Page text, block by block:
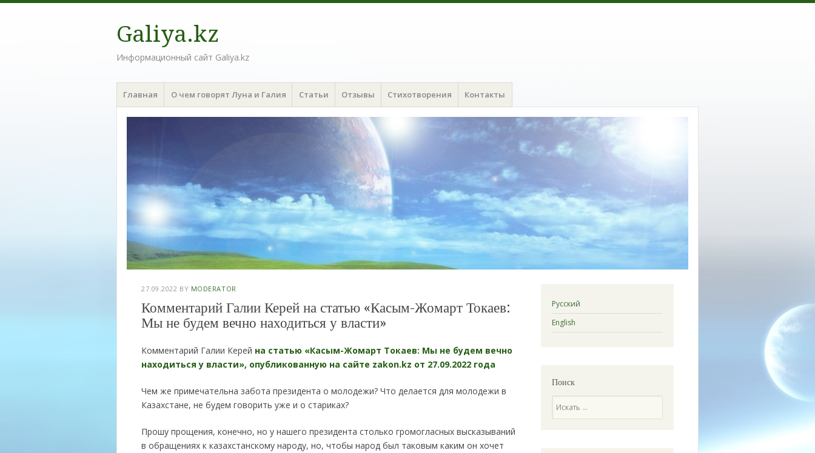
Galiya.kz
Информационный сайт Galiya.kz
Меню
Наверх
Главная О чем говорят Луна и Галия Статьи Отзывы Стихотворения Контакты
27.09.2022 BY MODERATOR
Комментарий Галии Керей на статью «Касым-Жомарт Токаев:
Мы не будем вечно находиться у власти»
Комментарий Галии Керей на статью «Касым-Жомарт Токаев: Мы не будем вечно
находиться у власти», опубликованную на сайте zakon.kz от 27.09.2022 года
Чем же примечательна забота президента о молодежи? Что делается для молодежи в
Казахстане, не будем говорить уже и о стариках?
Прошу прощения, конечно, но у нашего президента столько громогласных высказываний
в обращениях к казахстанскому народу, но, чтобы народ был таковым каким он хочет
Русский
English
Поиск